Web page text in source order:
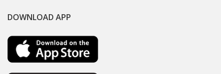
DOWNLOAD APP